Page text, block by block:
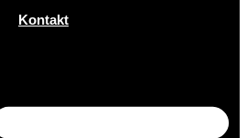
Kontakt